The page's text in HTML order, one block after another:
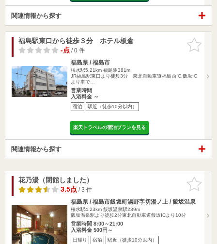
関連情報から探す
お気に入
りに追加
福島駅東口から徒歩３分 ホテル板倉
-点/ 0 件
福島県 / 福島市
桜水駅5.21km 福島駅381m
JR福島駅東口より徒歩3分 東北自動車道福島西IC,飯坂IC
より車で…
営業時間
入浴料金 ～
宿泊 駅近（徒歩10分以内）
楽天トラベルの宿泊プランを見る
関連情報から探す
お気に入
りに追加
花乃湯（閉館しました）
3.5点/ 3 件
福島県 / 福島市飯坂町湯野字切湯ノ上 / 飯坂温泉
桜水駅4.23km 飯坂温泉駅239m
飯坂温泉駅より徒歩2分東北自動車道飯坂ICより10分
営業時間 8:00～21:00
入浴料金 500円～
日帰り 宿泊 駅近（徒歩10分以内）